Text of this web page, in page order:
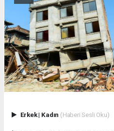
Erkek| Kadın (Haberi Sesli Oku)